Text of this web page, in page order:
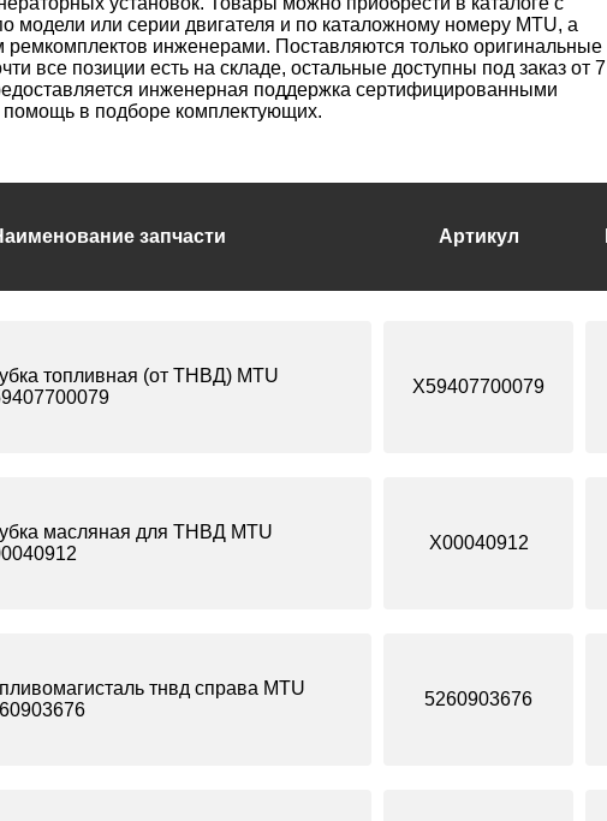
модели или серии двигателя и по каталожному номеру MTU, а
ремкомплектов инженерами. Поставляются только оригинальные
все позиции есть на складе, остальные доступны под заказ от 7
инженерная поддержка сертифицированными
помощь в подборе комплектующих.
запчасти Артикул
топливная (от ТНВД) MTU
X59407700079
масляная для ТНВД MTU
X00040912
тнвд справа MTU
5260903676